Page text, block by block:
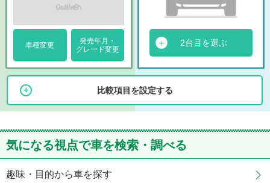
車種変更
発売年月・
グレード変更
2台目を選ぶ
比較項目を設定する
気になる視点で車を検索・調べる
趣味・目的から車を探す